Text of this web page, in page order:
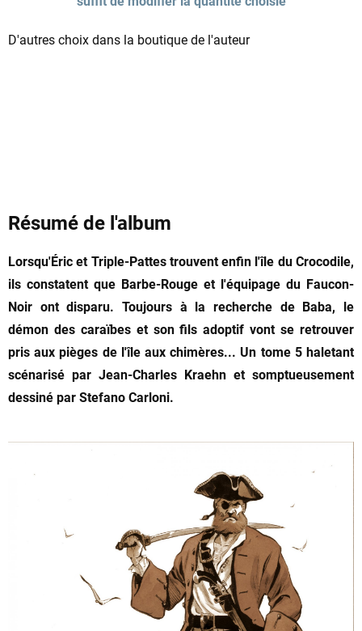
D'autres choix dans la boutique de l'auteur
Résumé de l'album
Lorsqu'Éric et Triple-Pattes trouvent enfin l'île du Crocodile,
ils constatent que Barbe-Rouge et l'équipage du Faucon-
Noir ont disparu. Toujours à la recherche de Baba, le
démon des caraïbes et son fils adoptif vont se retrouver
pris aux pièges de l'île aux chimères... Un tome 5 haletant
scénarisé par Jean-Charles Kraehn et somptueusement
dessiné par Stefano Carloni.